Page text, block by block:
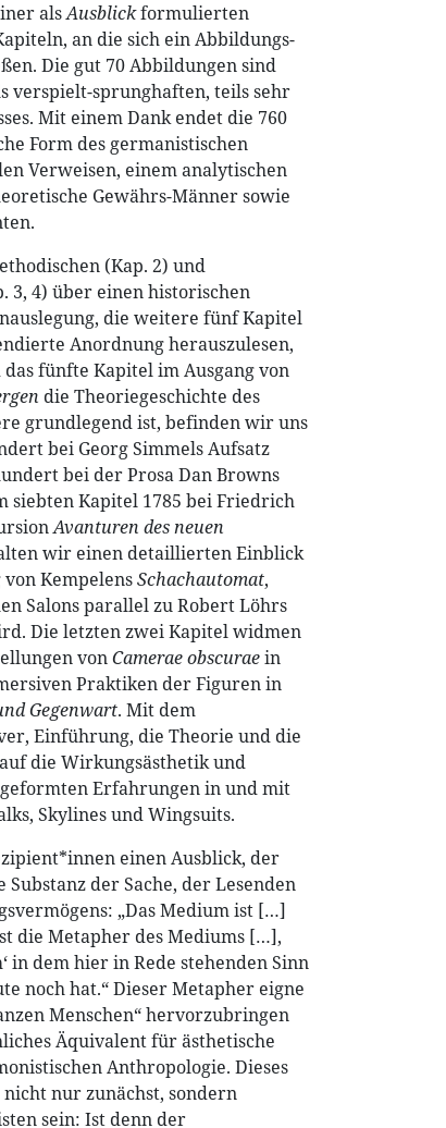
alsAusblickformulierten
an die sich ein Abbildungs-
Die gut 70 Abbildungen sind
verspielt-sprunghaften, teils sehr
Mit einem Dank endet die 760
Form des germanistischen
Verweisen, einem analytischen
Gewährs-Männer sowie
(Kap. 2) und
3, 4) über einen historischen
die weitere fünf Kapitel
Anordnung herauszulesen,
fünfte Kapitel im Ausgang von
die Theoriegeschichte des
grundlegend ist, befinden wir uns
bei Georg Simmels Aufsatz
bei der Prosa Dan Browns
siebten Kapitel 1785 bei Friedrich
Avanturen des neuen
wir einen detaillierten Einblick
KempelensSchachautomat,
Salons parallel zu Robert Löhrs
Die letzten zwei Kapitel widmen
vonCamerae obscuraein
Praktiken der Figuren in
Gegenwart. Mit dem
Einführung, die Theorie und die
die Wirkungsästhetik und
Erfahrungen in und mit
Skylines und Wingsuits.
einen Ausblick, der
der Sache, der Lesenden
„Das Medium ist […]
die Metapher des Mediums […],
in dem hier in Rede stehenden Sinn
noch hat.“ Dieser Metapher eigne
Menschen“ hervorzubringen
Äquivalent für ästhetische
Anthropologie. Dieses
nur zunächst, sondern
sein: Ist denn der